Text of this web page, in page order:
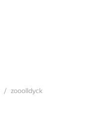
zooolldyck